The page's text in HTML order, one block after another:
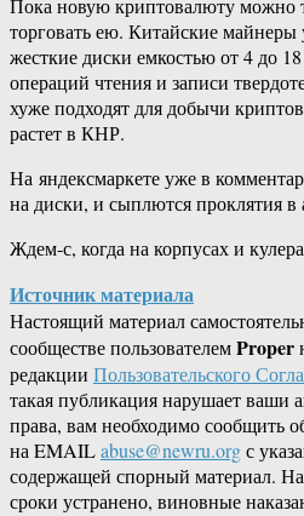
Пока новую криптовалюту можно
торговать ею. Китайские майнеры
жесткие диски емкостью от 4 до
операций чтения и записи
хуже подходят для добычи
растет в КНР.
На яндексмаркете уже в
на диски, и сыплются проклятия в
Ждем-с, когда на корпусах и
Источник материала
Настоящий материал
сообществе пользователемProper
редакции Пользовательского
такая публикация нарушает ваши
права, вам необходимо сообщить
на EMAILabuse@newru.orgс
содержащей спорный материал.
сроки устранено, виновные